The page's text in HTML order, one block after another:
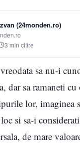
(24monden.ro)
3 min citire
sa nu-i
dar sa ramaneti
lor, imaginea
si sa-i
de mare